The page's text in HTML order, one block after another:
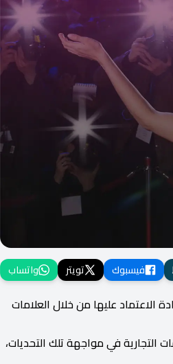
فيسبوك تويتر واتساب
الاعتماد عليها من خلال العلامات
التجارية في مواجهة تلك التحديات،